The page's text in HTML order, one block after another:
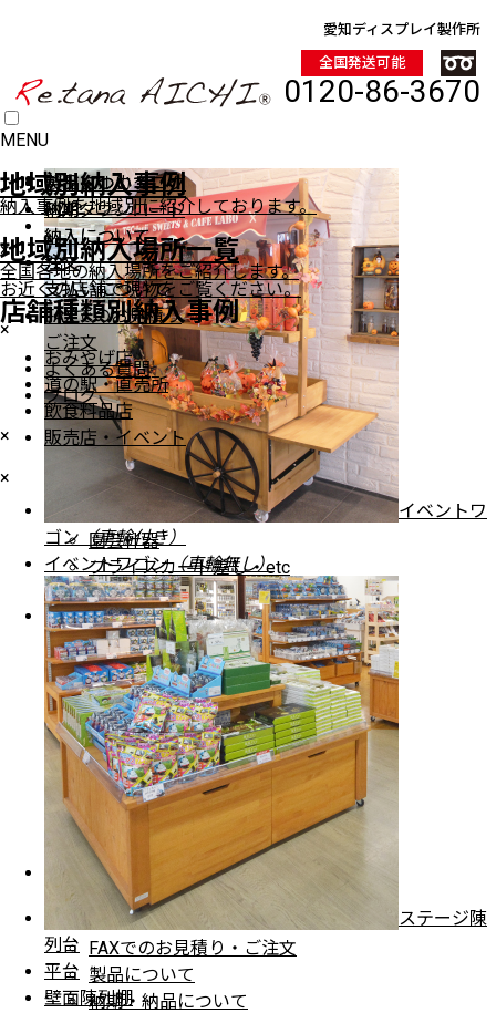
愛知ディスプレイ製作所
全国発送可能
0120-86-3670
MENU
HOME
商品一覧
ワゴン（車輪付き）
ワゴン（車輪無し）
ステージ陳列台
平台
壁面陳列棚
ラウンド・六角陳列台
トレイラック
システム什器
レジカンター
シェルフラック
園芸什器
プライスカード差し・etc
納入事例
納入事例・地域別一覧
納入場所・地域別一覧
店舗別納入事例
道の駅・直売所
おみやげ
販売店・イベント
飲食料品店
インフォメーション
よくある質問
FAXでのお見積り・ご注文
製品について
納期・納品について
イベントワ
ゴン （車輪付き）
イベントワゴン（車輪無し）
ステージ陳
列台
平台
壁面陳列棚
地域別納入事例
納入事例を地域別に紹介しております。
地域別納入場所一覧
全国各地の納入場所をご紹介します。
お近くの店舗で現物をご覧ください。
店舗種類別納入事例
おみやげ店
道の駅・直売所
飲食料品店
販売店・イベント
×
製品について
納期
納入について
注文
支払いについて
×
製品について
納期
納入について
注文
支払いについて
FAXでのお見積り
ご注文
よくある質問
ブログ
×
デジタルカタログ
PDFダウンロード
×